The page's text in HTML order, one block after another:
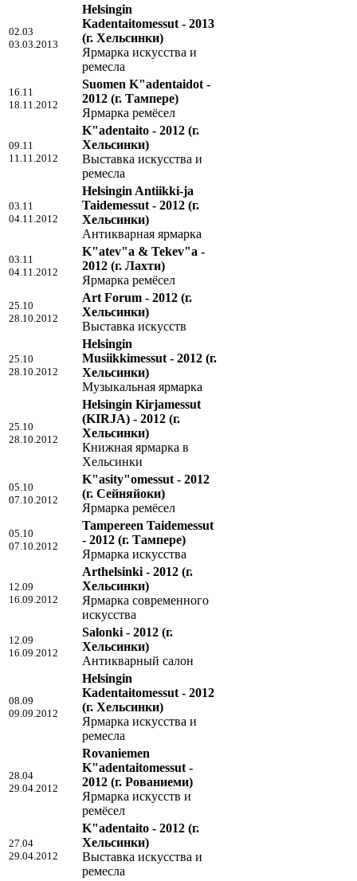
02.03
03.03.2013
Helsingin
Kadentaitomessut - 2013
(г. Хельсинки)
Ярмарка искусства и
ремесла
16.11
18.11.2012
Suomen K"adentaidot -
2012 (г. Тампере)
Ярмарка ремёсел
09.11
11.11.2012
K"adentaito - 2012 (г.
Хельсинки)
Выставка искусства и
ремесла
03.11
04.11.2012
Helsingin Antiikki-ja
Taidemessut - 2012 (г.
Хельсинки)
Антикварная ярмарка
03.11
04.11.2012
K"atev"a & Tekev"a -
2012 (г. Лахти)
Ярмарка ремёсел
25.10
28.10.2012
Art Forum - 2012 (г.
Хельсинки)
Выставка искусств
25.10
28.10.2012
Helsingin
Musiikkimessut - 2012 (г.
Хельсинки)
Музыкальная ярмарка
25.10
28.10.2012
Helsingin Kirjamessut
(KIRJA) - 2012 (г.
Хельсинки)
Книжная ярмарка в
Хельсинки
05.10
07.10.2012
K"asity"omessut - 2012
(г. Сейняйоки)
Ярмарка ремёсел
05.10
07.10.2012
Tampereen Taidemessut
- 2012 (г. Тампере)
Ярмарка искусства
12.09
16.09.2012
Arthelsinki - 2012 (г.
Хельсинки)
Ярмарка современного
искусства
12.09
16.09.2012
Salonki - 2012 (г.
Хельсинки)
Антикварный салон
08.09
09.09.2012
Helsingin
Kadentaitomessut - 2012
(г. Хельсинки)
Ярмарка искусства и
ремесла
28.04
29.04.2012
Rovaniemen
K"adentaitomessut -
2012 (г. Рованиеми)
Ярмарка искусств и
ремёсел
27.04
29.04.2012
K"adentaito - 2012 (г.
Хельсинки)
Выставка искусства и
ремесла